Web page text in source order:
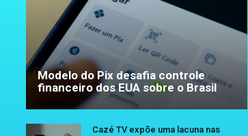
Modelo do Pix desafia controle
financeiro dos EUA sobre o Brasil
Cazé TV expõe uma lacuna nas